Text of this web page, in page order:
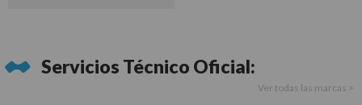
Servicios Técnico Oficial:
Ver todas las marcas >